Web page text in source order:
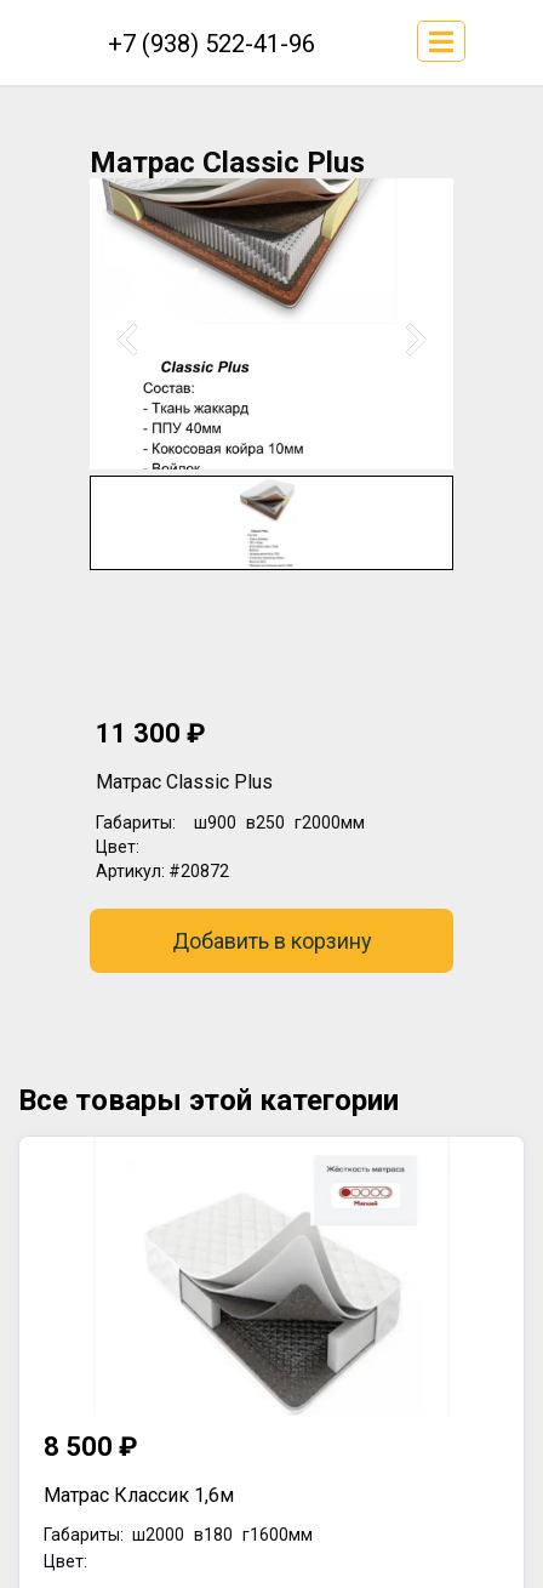
+7 (938) 522-41-96
Матрас Classic Plus
11 300 ₽
Матрас Classic Plus
Габариты: ш900 в250 г2000мм
Цвет:
Артикул: #20872
Добавить в корзину
Все товары этой категории
8 500 ₽
Матрас Классик 1,6м
Габариты: ш2000 в180 г1600мм
Цвет: